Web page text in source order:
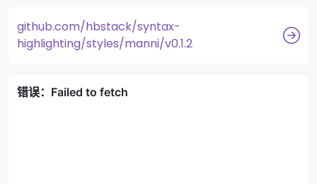
github.com/hbstack/syntax-
highlighting/styles/manni/v0.1.2